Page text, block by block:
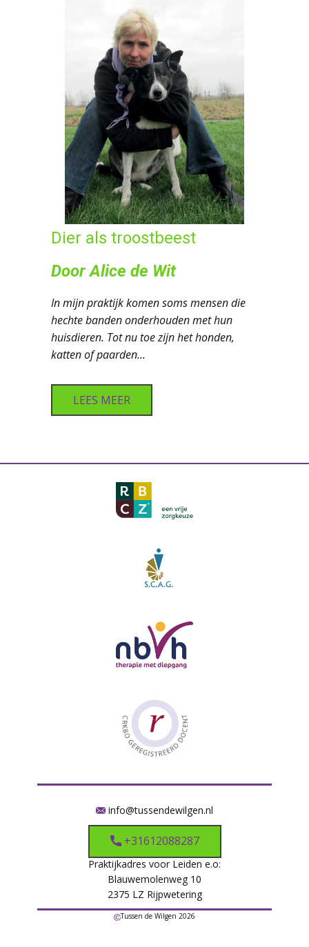
Dier als troostbeest
Door Alice de Wit
In mijn praktijk komen soms mensen die
hechte banden onderhouden met hun
huisdieren. Tot nu toe zijn het honden,
katten of paarden...
LEES MEER
info@tussendewilgen.nl
+31612088287
Praktijkadres voor Leiden e.o:
Blauwemolenweg 10
2375 LZ Rijpwetering
Tussen de Wilgen 2026